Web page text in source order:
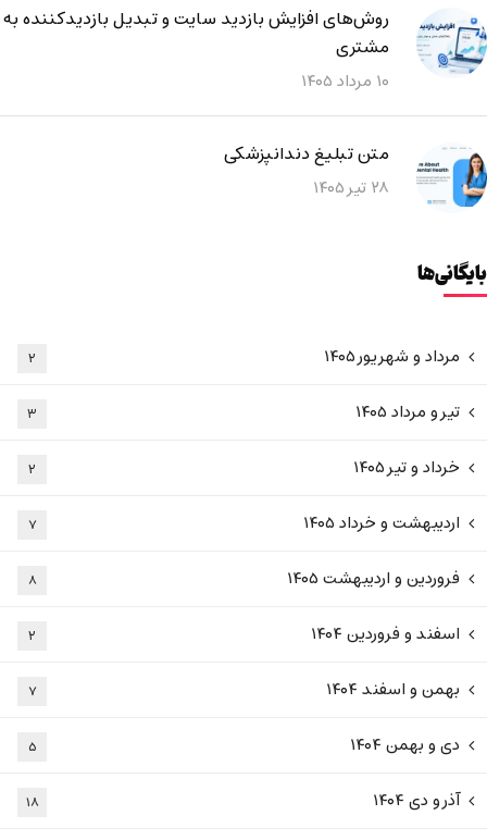
روش‌های افزایش بازدید سایت و تبدیل بازدیدکننده به
مشتری
۱۰ مرداد ۱۴۰۵
متن تبلیغ دندانپزشکی
۲۸ تیر ۱۴۰۵
بایگانی‌ها
مرداد و شهریور ۱۴۰۵ ۲
تیر و مرداد ۱۴۰۵ ۳
خرداد و تیر ۱۴۰۵ ۲
اردیبهشت و خرداد ۱۴۰۵ ۷
فروردین و اردیبهشت ۱۴۰۵ ۸
اسفند و فروردین ۱۴۰۴ ۲
بهمن و اسفند ۱۴۰۴ ۷
دی و بهمن ۱۴۰۴ ۵
آذر و دی ۱۴۰۴ ۱۸